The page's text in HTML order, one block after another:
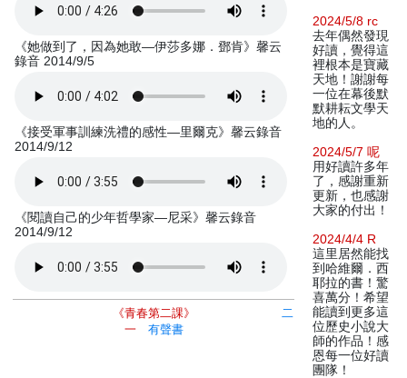
《她做到了，因為她敢—伊莎多娜．鄧肯》馨云
錄音 2014/9/5
《接受軍事訓練洗禮的感性—里爾克》馨云錄音
2014/9/12
《閱讀自己的少年哲學家—尼采》馨云錄音
2014/9/12
《青春第二課》
一
有聲書
二
2024/5/8 rc
去年偶然發現
好讀，覺得這
裡根本是寶藏
天地！謝謝每
一位在幕後默
默耕耘文學天
地的人。
2024/5/7 呢
用好讀許多年
了，感謝重新
更新，也感謝
大家的付出！
2024/4/4 R
這里居然能找
到哈維爾．西
耶拉的書！驚
喜萬分！希望
能讀到更多這
位歷史小說大
師的作品！感
恩每一位好讀
團隊！